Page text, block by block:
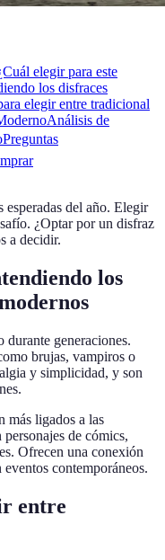
elegir para este
los disfraces
elegir entre tradicional
Análisis de
Preguntas
esperadas del año. Elegir
¿Optar por un disfraz
a decidir.
los
durante generaciones.
brujas, vampiros o
y simplicidad, y son
más ligados a las
de cómics,
Ofrecen una conexión
contemporáneos.
entre